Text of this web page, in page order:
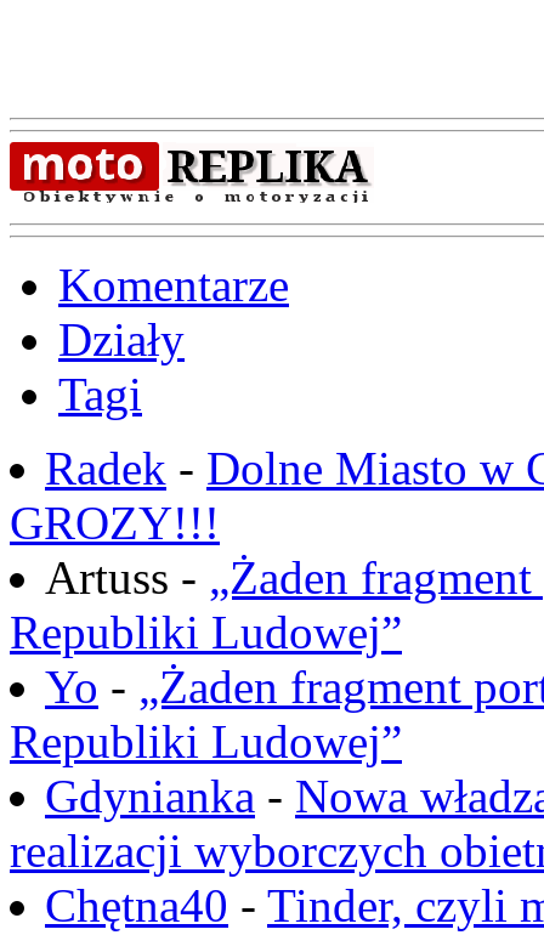
Komentarze
Działy
Tagi
Radek - Dolne Miasto w
GROZY!!!
Artuss - „Żaden
Republiki Ludowej”
Yo - „Żaden fragment
Republiki Ludowej”
Gdynianka - Nowa
realizacji wyborczych
Chętna40 - Tinder, czyli